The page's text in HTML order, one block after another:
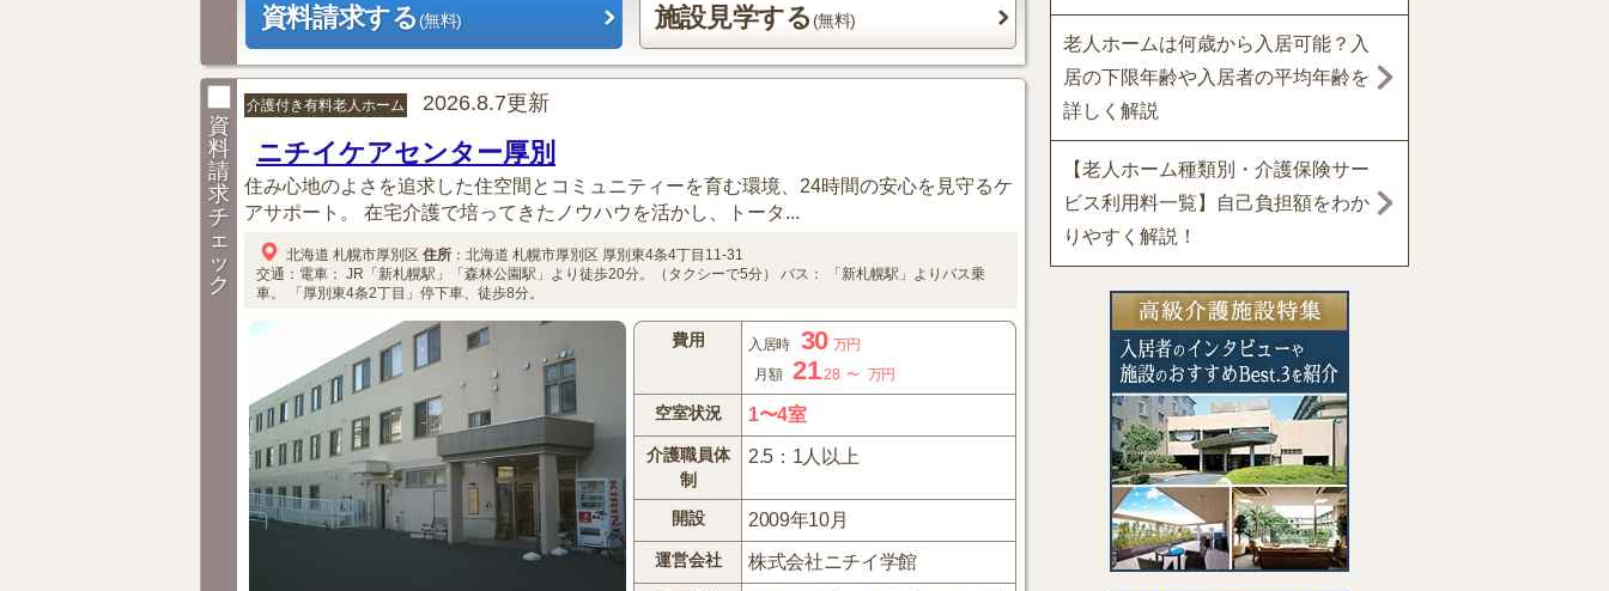
資料請求する(無料) 施設見学する (無料)
資
料
請
求
チ
ェ
ッ
ク
介護付き有料老人ホーム 2026.8.7更新
ニチイケアセンター厚別
住み心地のよさを追求した住空間とコミュニティーを育む環境、24時間の安心を見守るケ
アサポート。 在宅介護で培ってきたノウハウを活かし、トータ...
北海道 札幌市厚別区 住所 ： 北海道 札幌市厚別区 厚別東4条4丁目11-31
交通：電車： JR「新札幌駅」「森林公園駅」より徒歩20分。（タクシーで5分） バス：
「新札幌駅」よりバス乗
車。
「厚別東4条2丁目」停下車、徒歩8分。
費用 入居時 30 万円
月額
21.28 ～ 万円
空室状況 1〜4室
介護職員体
制
2.5：1人以上
開設 2009年10月
運営会社 株式会社ニチイ学館
老人ホームは何歳から入居可能？入
居の下限年齢や入居者の平均年齢を
詳しく解説
【老人ホーム種類別・介護保険サー
ビス利用料一覧】自己負担額をわか
りやすく解説！